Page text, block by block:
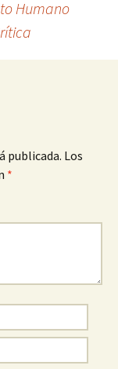
Humano
publicada. Los
*